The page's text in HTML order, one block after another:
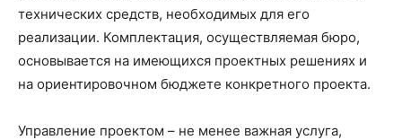
технических средств, необходимых для его
реализации. Комплектация, осуществляемая бюро,
основывается на имеющихся проектных решениях и
на ориентировочном бюджете конкретного проекта.
Управление проектом – не менее важная услуга,